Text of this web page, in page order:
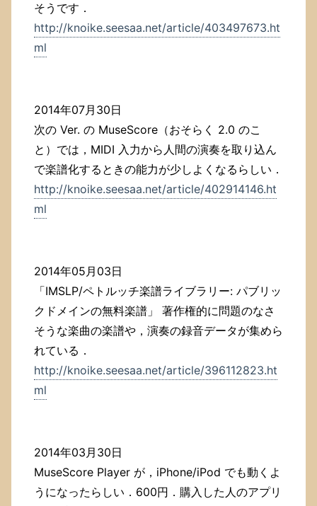
そうです．
http://knoike.seesaa.net/article/403497673.ht
ml
2014年07月30日
次の Ver. の MuseScore（おそらく 2.0 のこ
と）では，MIDI 入力から人間の演奏を取り込ん
で楽譜化するときの能力が少しよくなるらしい．
http://knoike.seesaa.net/article/402914146.ht
ml
2014年05月03日
「IMSLP/ペトルッチ楽譜ライブラリー: パブリッ
クドメインの無料楽譜」 著作権的に問題のなさ
そうな楽曲の楽譜や，演奏の録音データが集めら
れている．
http://knoike.seesaa.net/article/396112823.ht
ml
2014年03月30日
MuseScore Player が，iPhone/iPod でも動くよ
うになったらしい．600円．購入した人のアプリ